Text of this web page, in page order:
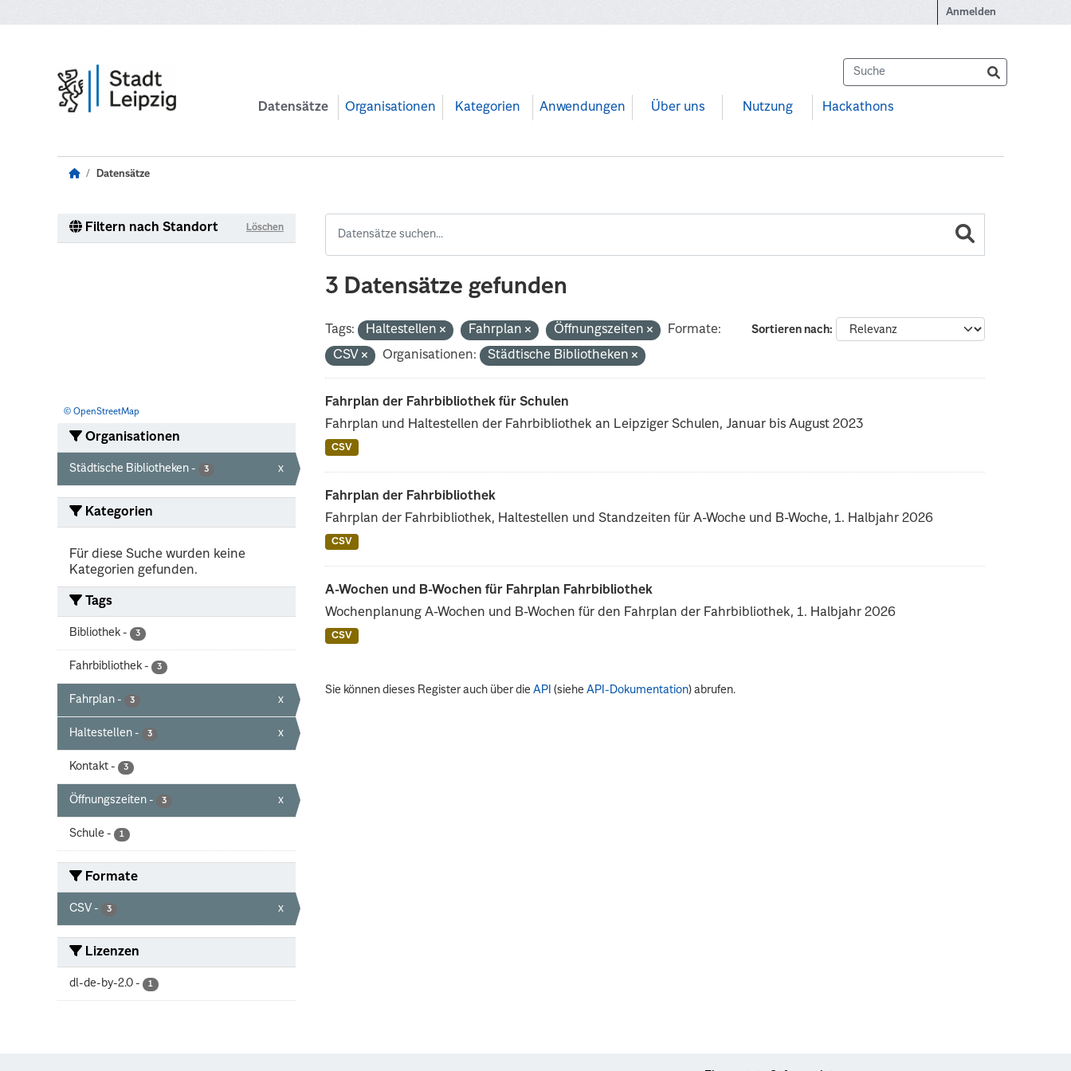
Anmelden
Datensätze Organisationen Kategorien Anwendungen Über uns Nutzung Hackathons
Datensätze
Filtern nach Standort Löschen
© OpenStreetMap
Organisationen
Städtische Bibliotheken - 3 x
Kategorien
Für diese Suche wurden keine
Kategorien gefunden.
Tags
Bibliothek - 3
Fahrbibliothek - 3
Fahrplan - 3 x
Haltestellen - 3 x
Kontakt - 3
Öffnungszeiten - 3 x
Schule - 1
Formate
CSV - 3 x
Lizenzen
dl-de-by-2.0 - 1
3 Datensätze gefunden
Sortieren nach
Tags: Haltestellen Fahrplan Öffnungszeiten
Formate:
CSV
Organisationen: Städtische Bibliotheken
Fahrplan der Fahrbibliothek für Schulen
Fahrplan und Haltestellen der Fahrbibliothek an Leipziger Schulen, Januar bis August 2023
CSV
Fahrplan der Fahrbibliothek
Fahrplan der Fahrbibliothek, Haltestellen und Standzeiten für A-Woche und B-Woche, 1. Halbjahr 2026
CSV
A-Wochen und B-Wochen für Fahrplan Fahrbibliothek
Wochenplanung A-Wochen und B-Wochen für den Fahrplan der Fahrbibliothek, 1. Halbjahr 2026
CSV
Sie können dieses Register auch über dieAPI (sieheAPI-Dokumentation) abrufen.